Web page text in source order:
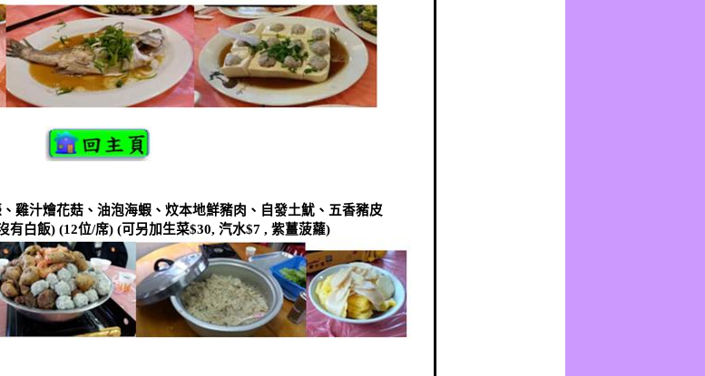
雞汁燴花菇、油泡海蝦、炆本地鮮豬肉、自發土魷、五香豬皮
有白飯) (12位/席) (可另加生菜$30, 汽水$7 , 紫薑菠蘿)